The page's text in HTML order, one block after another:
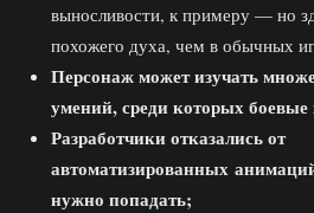
выносливости, к примеру — но
похожего духа, чем в обычных
Персонаж может изучать
умений, среди которых
Разработчики отказались от
автоматизированных
нужно попадать;